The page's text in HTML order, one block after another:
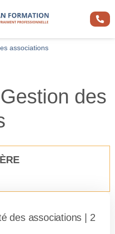
associations
des
des associations | 2